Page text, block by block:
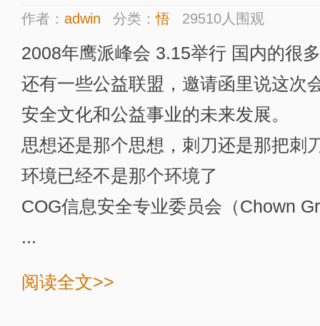
作者： adwin 分类：悟 29510人围观
2008年鹰派峰会 3.15举行 国内的很
还有一些公益联盟，邀请函里说这次
安全文化和公益事业的未来发展。
思想还是那个思想，刺刀还是那把刺
环境已经不是那个环境了
COG信息安全专业委员会（Chown
...
阅读全文>>